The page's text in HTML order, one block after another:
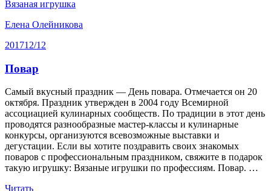
Вязаная игрушка
Елена Олейникова
201712/12
Повар
Самый вкусный праздник — День повара. Отмечается он 20
октября. Праздник утвержден в 2004 году Всемирной
ассоциацией кулинарных сообществ. По традиции в этот день
проводятся разнообразные мастер-классы и кулинарные
конкурсы, организуются всевозможные выставки и
дегустации. Если вы хотите поздравить своих знакомых
поваров с профессиональным праздником, свяжите в подарок
такую игрушку: Вязаные игрушки по профессиям. Повар. …
Читать